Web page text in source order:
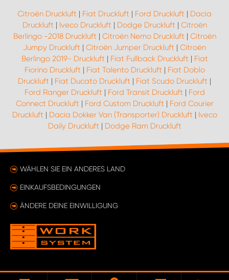
Citroën Druckluft | Fiat Druckluft | Ford Druckluft | Dacia
Druckluft | Iveco Druckluft | Dodge Druckluft | Citroën
Berlingo -2018 Druckluft | Citroën Nemo Druckluft | Citroën
Jumpy Druckluft | Citroën Jumper Druckluft | Citroën
Berlingo 2019- Druckluft | Fiat Fullback Druckluft | Fiat
Fiorino Druckluft | Fiat Talento Druckluft | Fiat Doblo
Druckluft | Fiat Ducato Druckluft | Fiat Scudo Druckluft |
Ford Ranger Druckluft | Ford Transit Druckluft | Ford
Connect Druckluft | Ford Custom Druckluft | Ford Courier
Druckluft | Dacia Dokker Van (Transporter) Druckluft | Iveco
Daily Druckluft | Dodge Ram Druckluft
WÄHLEN SIE EIN ANDERES LAND
EINKAUFSBEDINGUNGEN
ÄNDERE DEINE EINWILLIGUNG